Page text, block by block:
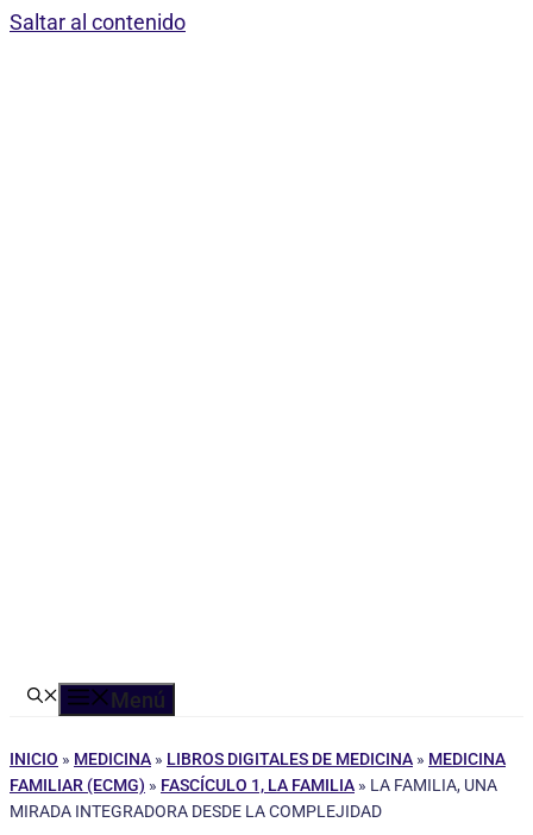
Saltar al contenido
Menú
INICIO » MEDICINA » LIBROS DIGITALES DE MEDICINA » MEDICINA
FAMILIAR (ECMG) » FASCÍCULO 1, LA FAMILIA » LA FAMILIA, UNA
MIRADA INTEGRADORA DESDE LA COMPLEJIDAD